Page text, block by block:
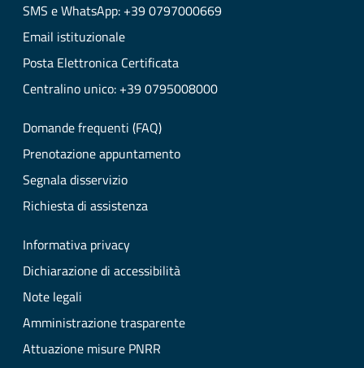
SMS e WhatsApp: +39 0797000669
Email istituzionale
Posta Elettronica Certificata
Centralino unico: +39 0795008000
Domande frequenti (FAQ)
Prenotazione appuntamento
Segnala disservizio
Richiesta di assistenza
Informativa privacy
Dichiarazione di accessibilità
Note legali
Amministrazione trasparente
Attuazione misure PNRR